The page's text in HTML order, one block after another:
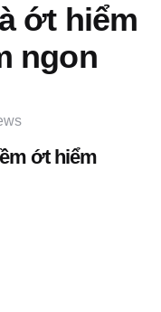
ớt hiểm
ngon
ớt hiểm